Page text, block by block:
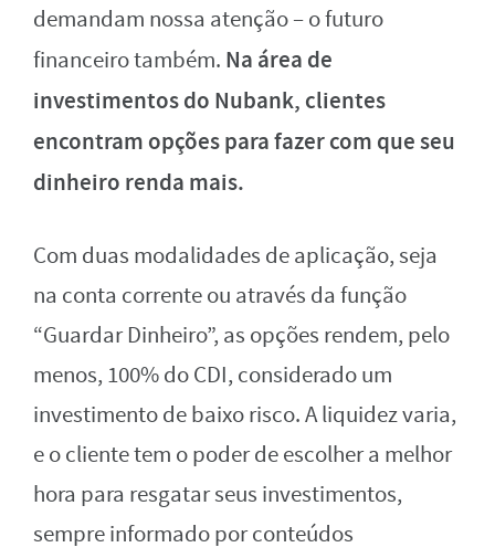
demandam nossa atenção – o futuro
financeiro também. Na área de
investimentos do Nubank, clientes
encontram opções para fazer com que seu
dinheiro renda mais.
Com duas modalidades de aplicação, seja
na conta corrente ou através da função
“Guardar Dinheiro”, as opções rendem, pelo
menos, 100% do CDI, considerado um
investimento de baixo risco. A liquidez varia,
e o cliente tem o poder de escolher a melhor
hora para resgatar seus investimentos,
sempre informado por conteúdos